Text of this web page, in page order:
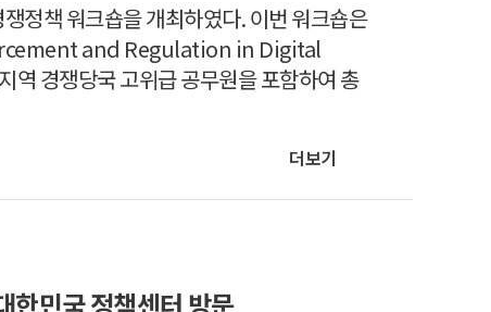
정책 워크숍을 개최하였다. 이번 워크숍은
and Regulation in Digital
경쟁당국 고위급 공무원을 포함하여 총
더보기
한민국 정책센터 방문